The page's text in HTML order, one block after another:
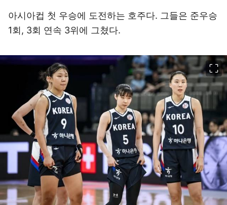
아시아컵 첫 우승에 도전하는 호주다. 그들은 준우승
1회, 3회 연속 3위에 그쳤다.